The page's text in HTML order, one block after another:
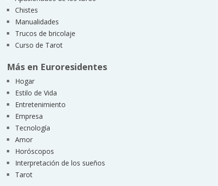
Chistes
Manualidades
Trucos de bricolaje
Curso de Tarot
Más en Euroresidentes
Hogar
Estilo de Vida
Entretenimiento
Empresa
Tecnología
Amor
Horóscopos
Interpretación de los sueños
Tarot